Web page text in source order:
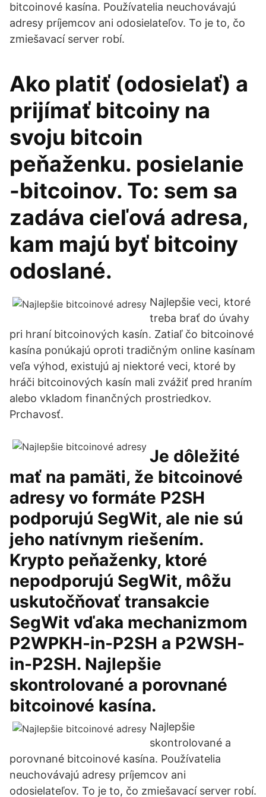
bitcoinové kasína. Používatelia neuchovávajú
adresy príjemcov ani odosielateľov. To je to, čo
zmiešavací server robí.
Ako platiť (odosielať) a
prijímať bitcoiny na
svoju bitcoin
peňaženku. posielanie
-bitcoinov. To: sem sa
zadáva cieľová adresa,
kam majú byť bitcoiny
odoslané.
Najlepšie veci, ktoré
treba brať do úvahy
pri hraní bitcoinových kasín. Zatiaľ čo bitcoinové
kasína ponúkajú oproti tradičným online kasínam
veľa výhod, existujú aj niektoré veci, ktoré by
hráči bitcoinových kasín mali zvážiť pred hraním
alebo vkladom finančných prostriedkov.
Prchavosť.
Je dôležité
mať na pamäti, že bitcoinové
adresy vo formáte P2SH
podporujú SegWit, ale nie sú
jeho natívnym riešením.
Krypto peňaženky, ktoré
nepodporujú SegWit, môžu
uskutočňovať transakcie
SegWit vďaka mechanizmom
P2WPKH-in-P2SH a P2WSH-
in-P2SH. Najlepšie
skontrolované a porovnané
bitcoinové kasína.
Najlepšie
skontrolované a
porovnané bitcoinové kasína. Používatelia
neuchovávajú adresy príjemcov ani
odosielateľov. To je to, čo zmiešavací server robí.